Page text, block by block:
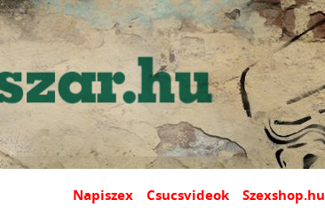
Napiszex Csucsvideok Szexshop.hu